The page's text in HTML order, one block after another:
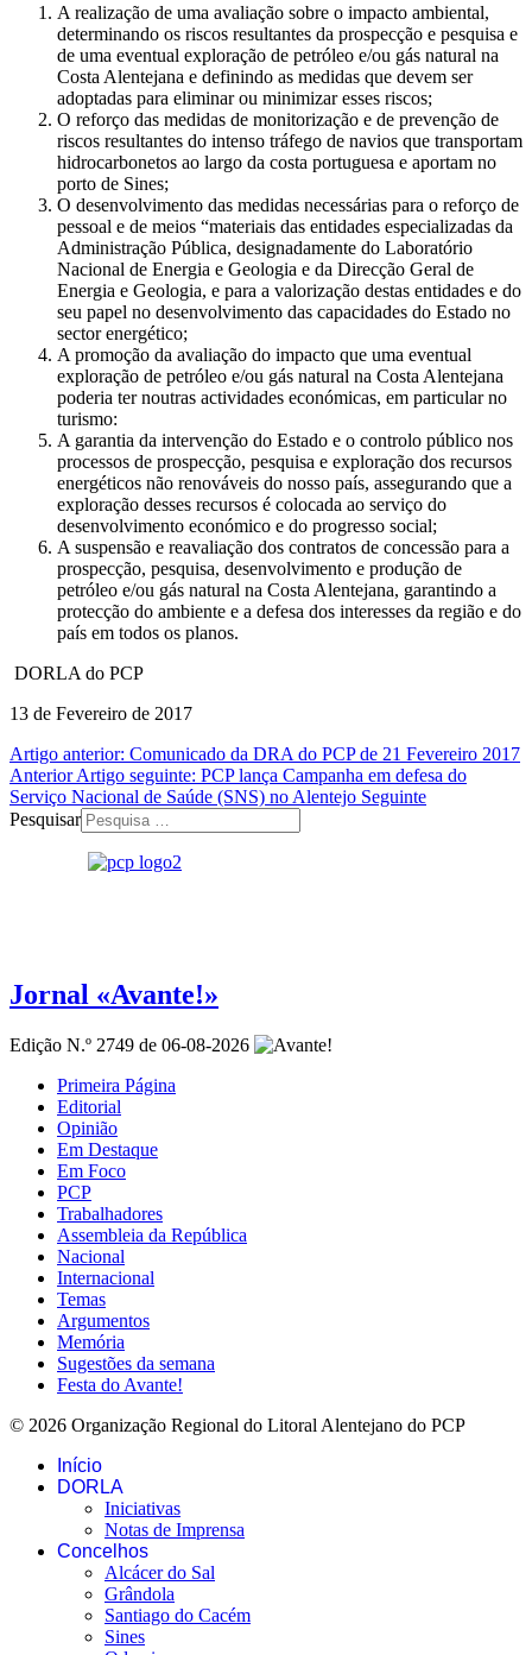
A realização de uma avaliação sobre o impacto ambiental,
determinando os riscos resultantes da prospecção e pesquisa e
de uma eventual exploração de petróleo e/ou gás natural na
Costa Alentejana e definindo as medidas que devem ser
adoptadas para eliminar ou minimizar esses riscos;
O reforço das medidas de monitorização e de prevenção de
riscos resultantes do intenso tráfego de navios que transportam
hidrocarbonetos ao largo da costa portuguesa e aportam no
porto de Sines;
O desenvolvimento das medidas necessárias para o reforço de
pessoal e de meios “materiais das entidades especializadas da
Administração Pública, designadamente do Laboratório
Nacional de Energia e Geologia e da Direcção Geral de
Energia e Geologia, e para a valorização destas entidades e do
seu papel no desenvolvimento das capacidades do Estado no
sector energético;
A promoção da avaliação do impacto que uma eventual
exploração de petróleo e/ou gás natural na Costa Alentejana
poderia ter noutras actividades económicas, em particular no
turismo:
A garantia da intervenção do Estado e o controlo público nos
processos de prospecção, pesquisa e exploração dos recursos
energéticos não renováveis do nosso país, assegurando que a
exploração desses recursos é colocada ao serviço do
desenvolvimento económico e do progresso social;
A suspensão e reavaliação dos contratos de concessão para a
prospecção, pesquisa, desenvolvimento e produção de
petróleo e/ou gás natural na Costa Alentejana, garantindo a
protecção do ambiente e a defesa dos interesses da região e do
país em todos os planos.
DORLA do PCP
13 de Fevereiro de 2017
Artigo anterior: Comunicado da DRA do PCP de 21 Fevereiro 2017
Anterior Artigo seguinte: PCP lança Campanha em defesa do
Serviço Nacional de Saúde (SNS) no Alentejo Seguinte
Pesquisar
Jornal «Avante!»
Edição N.º 2749 de 06-08-2026
Primeira Página
Editorial
Opinião
Em Destaque
Em Foco
PCP
Trabalhadores
Assembleia da República
Nacional
Internacional
Temas
Argumentos
Memória
Sugestões da semana
Festa do Avante!
© 2026 Organização Regional do Litoral Alentejano do PCP
Início
DORLA
Iniciativas
Notas de Imprensa
Concelhos
Alcácer do Sal
Grândola
Santiago do Cacém
Sines